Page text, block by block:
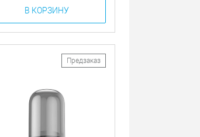
В КОРЗИНУ
Предзаказ